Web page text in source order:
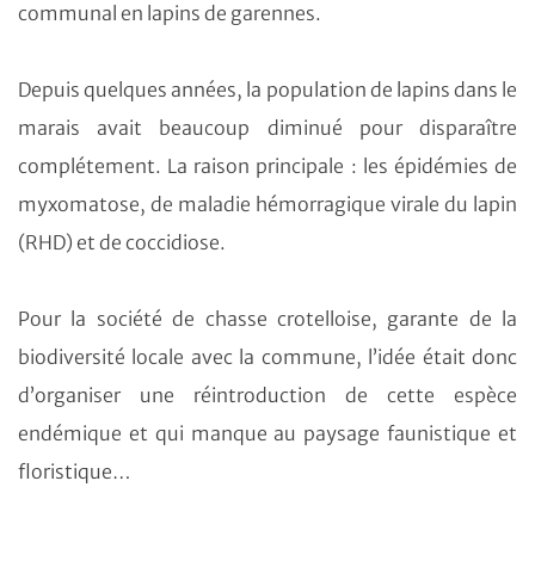
communal en lapins de garennes.
Depuis quelques années, la population de lapins dans le
marais avait beaucoup diminué pour disparaître
complétement. La raison principale : les épidémies de
myxomatose, de maladie hémorragique virale du lapin
(RHD) et de coccidiose.
Pour la société de chasse crotelloise, garante de la
biodiversité locale avec la commune, l’idée était donc
d’organiser une réintroduction de cette espèce
endémique et qui manque au paysage faunistique et
floristique…